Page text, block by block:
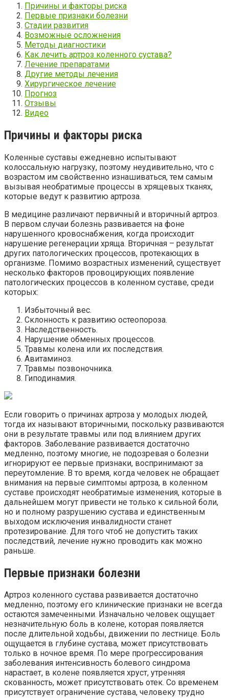
Причины и факторы риска
Первые признаки болезни
Стадии развития
Возможные осложнения
Методы диагностики
Как лечить артроз коленного сустава?
Лечение препаратами
Другие методы лечения
Хирургическое лечение
Прогноз
Отзывы
Видео
Причины и факторы риска
Коленные суставы ежедневно испытывают
колоссальную нагрузку, поэтому неудивительно, что с
возрастом им свойственно изнашиваться, тем самым
вызывая необратимые процессы в хрящевых тканях,
которые ведут к развитию артроза.
В медицине различают первичный и вторичный артроз.
В первом случаи болезнь развивается на фоне
нарушенного кровоснабжения, когда происходит
нарушение регенерации хряща. Вторичная – результат
других патологических процессов, протекающих в
организме. Помимо возрастных изменений, существует
несколько факторов провоцирующих появление
патологических процессов в коленном суставе, среди
которых:
Избыточный вес.
Склонность к развитию остеопороза.
Наследственность.
Нарушение обменных процессов.
Травмы колена или их последствия.
Авитаминоз.
Травмы позвоночника.
Гиподинамия.
Если говорить о причинах артроза у молодых людей,
тогда их называют вторичными, поскольку развиваются
они в результате травмы или под влиянием других
факторов. Заболевание развивается достаточно
медленно, поэтому многие, не подозревая о болезни
игнорируют ее первые признаки, воспринимают за
переутомление. В то время, когда человек не обращает
внимания на первые симптомы артроза, в коленном
суставе происходят необратимые изменения, которые в
дальнейшем могут привести не только к сильной боли,
но и полному разрушению сустава и единственным
выходом исключения инвалидности станет
протезирование. Для того чтоб не допустить таких
последствий, лечение нужно проводить как можно
раньше.
Первые признаки болезни
Артроз коленного сустава развивается достаточно
медленно, поэтому его клинические признаки не всегда
остаются замеченными. Изначально человек ощущает
незначительную боль в колене, которая появляется
после длительной ходьбы, движении по лестнице. Боль
ощущается в глубине сустава, может присутствовать
только в ночное время. По мере прогрессирования
заболевания интенсивность болевого синдрома
нарастает, в колене появляется хруст, утренняя
скованность, может присутствовать отек. Со временем
присутствует ограничение сустава, человеку трудно